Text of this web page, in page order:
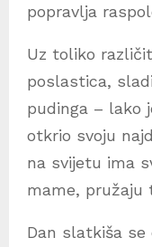
popravlja
Uz toliko
poslastica,
pudinga – lako
otkrio svoju
na svijetu ima
mame, pružaju
Dan slatkiša se